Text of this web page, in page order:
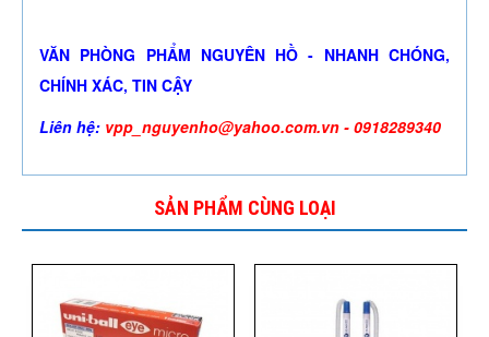
VĂN PHÒNG PHẨM NGUYÊN HỒ - NHANH CHÓNG,
CHÍNH XÁC, TIN CẬY
Liên hệ: vpp_nguyenho@yahoo.com.vn - 0918289340
SẢN PHẨM CÙNG LOẠI